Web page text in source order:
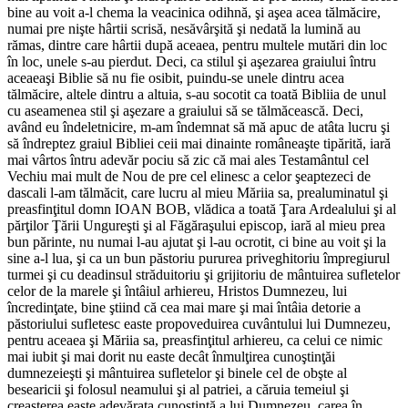
bine au voit a-l chema la veacinica odihnă, şi aşea acea tălmăcire,
numai pre nişte hârtii scrisă, nesăvârşită şi nedată la lumină au
rămas, dintre care hârtii după aceaea, pentru multele mutări din loc
în loc, unele s-au pierdut. Deci, ca stilul şi aşezarea graiului întru
aceaeaşi Biblie să nu fie osibit, puindu-se unele dintru acea
tălmăcire, altele dintru a altuia, s-au socotit ca toată Bibliia de unul
cu aseamenea stil şi aşezare a graiului să se tălmăcească. Deci,
având eu îndeletnicire, m-am îndemnat să mă apuc de atâta lucru şi
să îndreptez graiul Bibliei ceii mai dinainte româneaşte tipărită, iară
mai vârtos întru adevăr pociu să zic că mai ales Testamântul cel
Vechiu mai mult de Nou de pre cel elinesc a celor şeaptezeci de
dascali l-am tălmăcit, care lucru al mieu Măriia sa, prealuminatul şi
preasfinţitul domn IOAN BOB, vlădica a toată Ţara Ardealului şi al
părţilor Ţării Ungureşti şi al Făgăraşului episcop, iară al mieu prea
bun părinte, nu numai l-au ajutat şi l-au ocrotit, ci bine au voit şi la
sine a-l lua, şi ca un bun păstoriu pururea priveghitoriu împregiurul
turmei şi cu deadinsul străduitoriu şi grijitoriu de mântuirea sufletelor
celor de la marele şi întâiul arhiereu, Hristos Dumnezeu, lui
încredinţate, bine ştiind că cea mai mare şi mai întâia detorie a
păstoriului sufletesc easte propoveduirea cuvântului lui Dumnezeu,
pentru aceaea şi Măriia sa, preasfinţitul arhiereu, ca celui ce nimic
mai iubit şi mai dorit nu easte decât înmulţirea cunoştinţăi
dumnezeieşti şi mântuirea sufletelor şi binele cel de obşte al
besearicii şi folosul neamului şi al patriei, a căruia temeiul şi